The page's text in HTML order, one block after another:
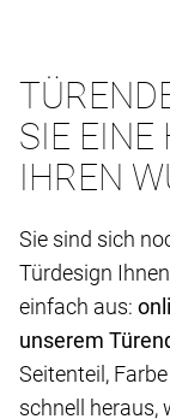
SIE EINE
IHREN
Sie sind sich
Türdesign
einfach aus:
unserem
Seitenteil,
schnell heraus,